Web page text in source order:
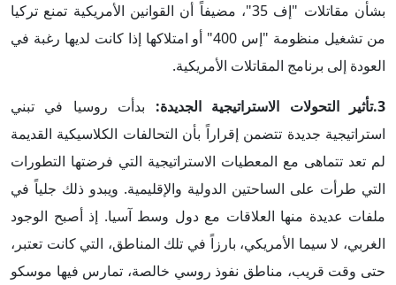
بشأن مقاتلات "إف 35"، مضيفاً أن القوانين الأمريكية تمنع تركيا
من تشغيل منظومة "إس 400" أو امتلاكها إذا كانت لديها رغبة في
العودة إلى برنامج المقاتلات الأمريكية.
3.تأثير التحولات الاستراتيجية الجديدة:
بدأت روسيا في تبني
استراتيجية جديدة تتضمن إقراراً بأن التحالفات الكلاسيكية القديمة
لم تعد تتماهى مع المعطيات الاستراتيجية التي فرضتها التطورات
التي طرأت على الساحتين الدولية والإقليمية. ويبدو ذلك جلياً في
ملفات عديدة منها العلاقات مع دول وسط آسيا. إذ أصبح الوجود
الغربي، لا سيما الأمريكي، بارزاً في تلك المناطق، التي كانت تعتبر،
حتى وقت قريب، مناطق نفوذ روسي خالصة، تمارس فيها موسكو